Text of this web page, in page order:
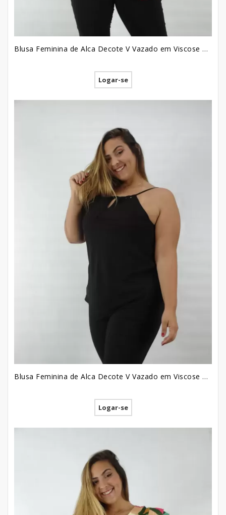
Blusa Feminina de Alca Decote V Vazado em Viscose Plus Size Etnico Colors [2209048]
Logar-se
Blusa Feminina de Alca Decote V Vazado em Viscose Plus Size Preto [2209047]
Logar-se